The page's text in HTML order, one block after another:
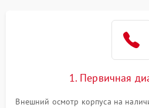
1. Первичная
Внешний осмотр корпуса на